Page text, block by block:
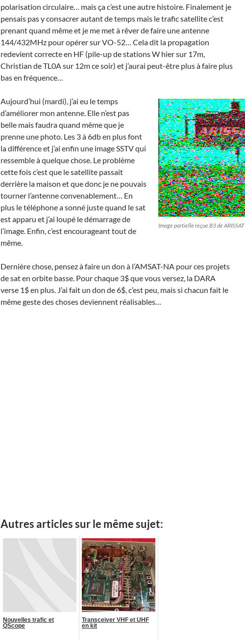
polarisation circulaire… mais ça c’est une autre histoire. Finalement je
pensais pas y consacrer autant de temps mais le trafic satellite c’est
prenant quand même et je me met à rêver de faire une antenne
144/432MHz pour opérer sur VO-52… Cela dit la propagation
redevient correcte en HF (pile-up de stations W hier sur 17m,
Christian de TL0A sur 12m ce soir) et j’aurai peut-être plus à faire plus
bas en fréquence…
Image partielle reçue B3 de ARISSAT
Aujourd’hui (mardi), j’ai eu le temps
d’améliorer mon antenne. Elle n’est pas
belle mais faudra quand même que je
prenne une photo. Les 3 à 6db en plus font
la différence et j’ai enfin une image SSTV qui
ressemble à quelque chose. Le problème
cette fois c’est que le satellite passait
derrière la maison et que donc je ne pouvais
tourner l’antenne convenablement… En
plus le téléphone a sonné juste quand le sat
est apparu et j’ai loupé le démarrage de
l’image. Enfin, c’est encourageant tout de
même.
Dernière chose, pensez à faire un don à l’AMSAT-NA pour ces projets
de sat en orbite basse. Pour chaque 3$ que vous versez, la DARA
verse 1$ en plus. J’ai fait un don de 6$, c’est peu, mais si chacun fait le
même geste des choses deviennent réalisables…
Autres articles sur le même sujet:
Nouvelles trafic et
QScope
Transceiver VHF et UHF
en kit